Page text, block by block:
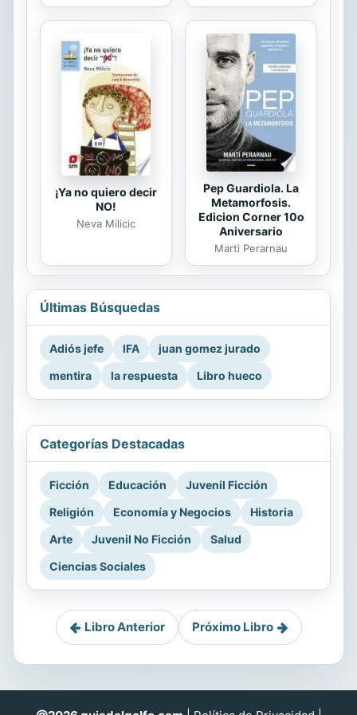
¡Ya no quiero decir
NO!
Neva Milicic
Pep Guardiola. La
Metamorfosis.
Edicion Corner 10o
Aniversario
Marti Perarnau
Últimas Búsquedas
Adiós jefe IFA
juan gomez jurado
mentira
la respuesta Libro hueco
Categorías Destacadas
Ficción Educación
Juvenil Ficción
Religión
Economía y Negocios
Historia
Arte
Juvenil No Ficción
Salud
Ciencias Sociales
Libro Anterior Próximo Libro